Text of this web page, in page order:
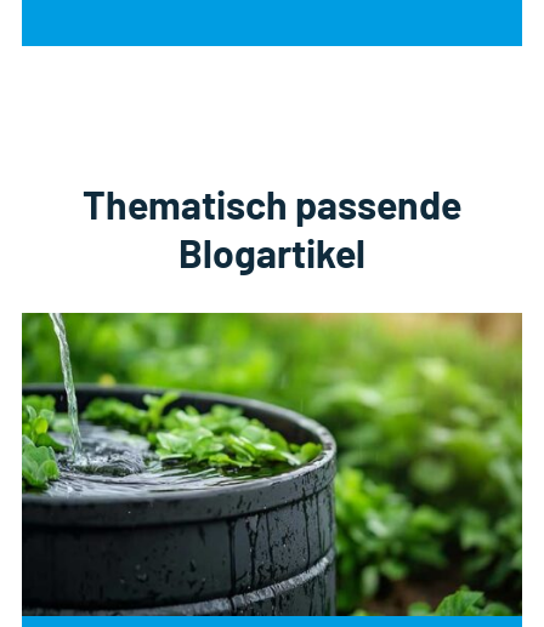
Thematisch passende
Blogartikel